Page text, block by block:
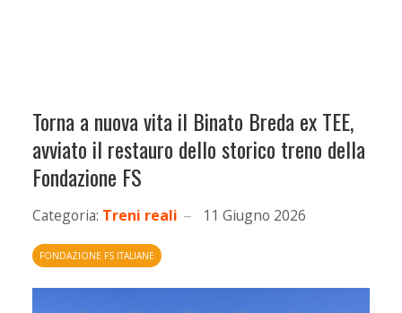
Torna a nuova vita il Binato Breda ex TEE,
avviato il restauro dello storico treno della
Fondazione FS
Categoria: Treni reali 11 Giugno 2026
FONDAZIONE FS ITALIANE